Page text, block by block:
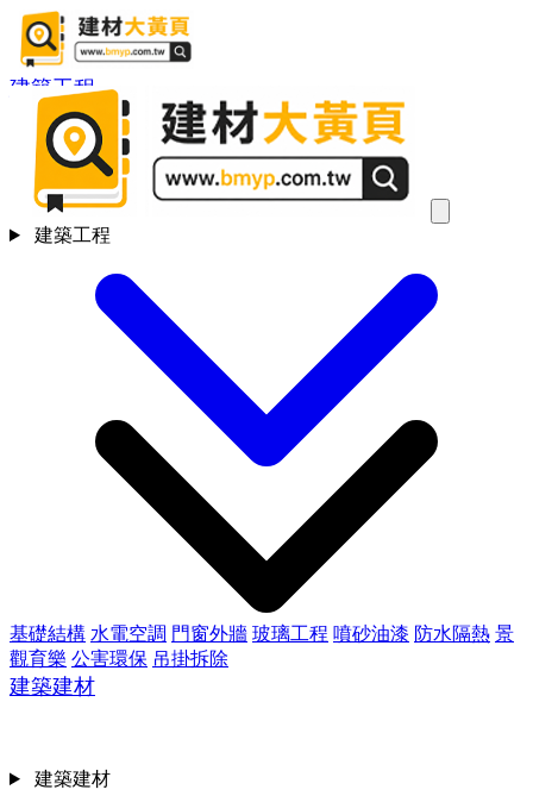
建築工程
基礎結構 水電空調 門窗外牆 玻璃工程 噴砂油漆 防水隔熱 景
觀育樂 公害環保 吊掛拆除
建築建材
建築工程
建築建材